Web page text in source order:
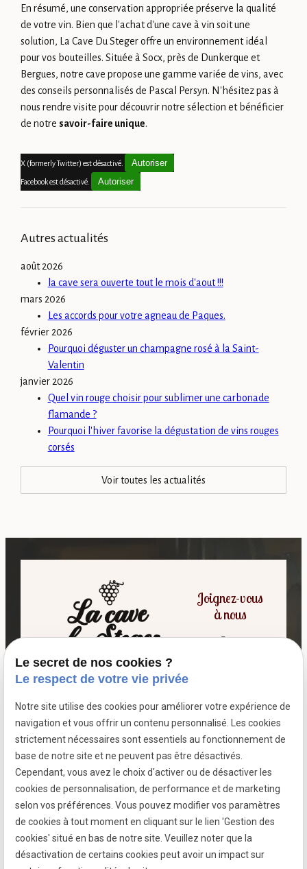
En résumé, une conservation appropriée préserve la qualité
de votre vin. Bien que l'achat d'une cave à vin soit une
solution, La Cave Du Steger offre un environnement idéal
pour vos bouteilles. Située à Socx, près de Dunkerque et
Bergues, notre cave propose une gamme variée de vins, avec
des conseils personnalisés de Pascal Persyn. N'hésitez pas à
nous rendre visite pour découvrir notre sélection et bénéficier
de notre savoir-faire unique.
X (formerly Twitter) est désactivé. Autoriser
Facebook est désactivé. Autoriser
Autres actualités
août 2026
la cave sera ouverte tout le mois d'aout !!!
mars 2026
Les accords pour votre agneau de Paques.
février 2026
Pourquoi déguster un champagne rosé à la Saint-
Valentin
janvier 2026
Quel vin rouge choisir pour sublimer une carbonade
flamande ?
Pourquoi l'hiver favorise la dégustation de vins rouges
corsés
Voir toutes les actualités
Siret :39799787500026
Joignez-vous
à nous
7 passage fleuri
- 59380 SOCX
Mentions légales
Politique de confidentialité
Gestion des cookies
Le secret de nos cookies ?
Le respect de votre vie privée
Notre site utilise des cookies pour améliorer votre expérience de
navigation et vous offrir un contenu personnalisé. Les cookies
strictement nécessaires sont essentiels au fonctionnement de
base de notre site et ne peuvent pas être désactivés.
Cependant, vous avez le choix d'activer ou de désactiver les
cookies de personnalisation, de performance et de marketing
selon vos préférences. Vous pouvez modifier vos paramètres
de cookies à tout moment en cliquant sur le lien 'Gestion des
cookies' situé en bas de notre site. Veuillez noter que la
désactivation de certains cookies peut avoir un impact sur